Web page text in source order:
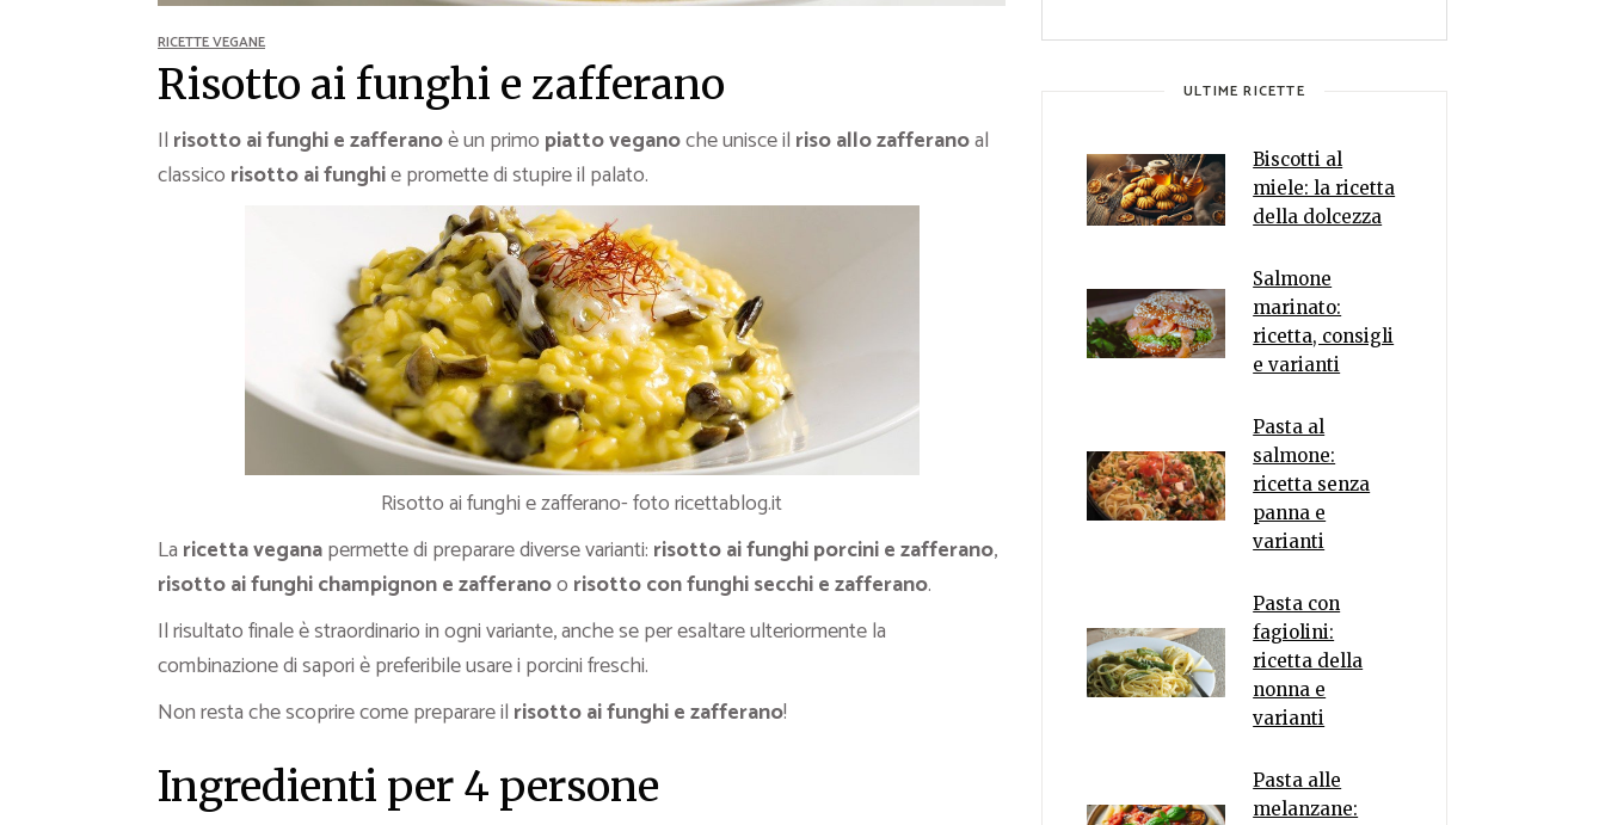
Video Ricette
Ricette per Ingrediente
RICETTE VEGANE
Risotto ai funghi e zafferano
Il risotto ai funghi e zafferanoè un primo piatto veganoche unisce il riso allo zafferanoal
classico risotto ai funghie promette di stupire il palato.
Risotto ai funghi e zafferano- foto ricettablog.it
La ricetta veganapermette di preparare diverse varianti: risotto ai funghi porcini e zafferano,
risotto ai funghi champignon e zafferanoo risotto con funghi secchi e zafferano.
Il risultato finale è straordinario in ogni variante, anche se per esaltare ulteriormente la
combinazione di sapori è preferibile usare i porcini freschi.
Non resta che scoprire come preparare il risotto ai funghi e zafferano!
Ingredienti per 4 persone
ULTIME RICETTE
Biscotti al
miele: la ricetta
della dolcezza
Salmone
marinato:
ricetta, consigli
e varianti
Pasta al
salmone:
ricetta senza
panna e
varianti
Pasta con
fagiolini:
ricetta della
nonna e
varianti
Pasta alle
melanzane: